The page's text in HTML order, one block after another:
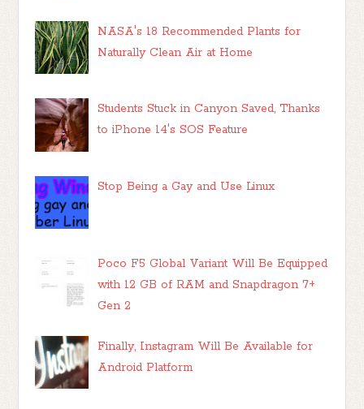
NASA's 18 Recommended Plants for
Naturally Clean Air at Home
Students Stuck in Canyon Saved, Thanks
to iPhone 14's SOS Feature
Stop Being a Gay and Use Linux
Poco F5 Global Variant Will Be Equipped
with 12 GB of RAM and Snapdragon 7+
Gen 2
Finally, Instagram Will Be Available for
Android Platform